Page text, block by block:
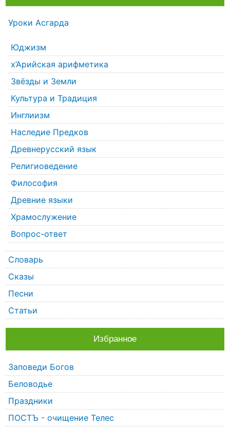
Уроки Асгарда
Юджизм
х’Арийская арифметика
Звёзды и Земли
Культура и Традиция
Инглиизм
Наследие Предков
Древнерусский язык
Религиоведение
Философия
Древние языки
Храмослужение
Вопрос-ответ
Словарь
Сказы
Песни
Статьи
Избранное
Заповеди Богов
Беловодье
Праздники
ПОСТЪ - очищение Телес